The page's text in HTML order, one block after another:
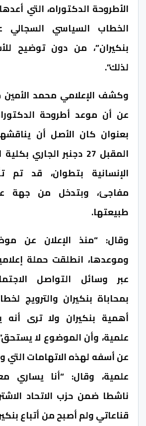
الأطروحة الدكتوراه، التي
الخطاب السياسي السجالي
بنكيران”، من دون توضيح
لذلك”.
وكشف الإعلامي محمد الأمين
عن أن موعد أطروحة
بعنوان كان الأصل أن
المقبل 27 دجنبر الجاري
الإنسانية بتطوان، قد تم
مفاجئ، وبتدخل من جهة
طبيعتها.
وقال: “منذ الإعلان عن
وموعدها، انطلقت حملة
عبر وسائل التواصل
بمحاباة بنكيران والترويج
أهمية بنكيران ولا ترى أنه
علمية، وأن الموضوع لا
عن أسفه لهذه الاتهامات التي
علمية، وقال: “أنا يساري
ناشطا ضمن حزب الاتحاد
قناعاتي ولم أصبح من أتباع